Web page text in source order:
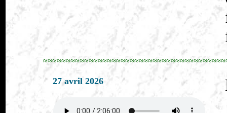
27 avril 2026